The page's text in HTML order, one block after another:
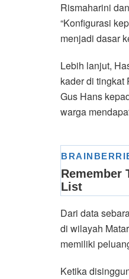
Rismaharini
“Konfigurasi
menjadi dasar
Lebih lanjut,
kader di tingkat
Gus Hans
warga
Dari data
di wilayah
memiliki
Ketika